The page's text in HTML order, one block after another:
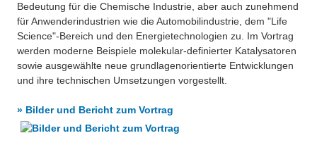
Bedeutung für die Chemische Industrie, aber auch zunehmend
für Anwenderindustrien wie die Automobilindustrie, dem "Life
Science"-Bereich und den Energietechnologien zu. Im Vortrag
werden moderne Beispiele molekular-definierter Katalysatoren
sowie ausgewählte neue grundlagenorientierte Entwicklungen
und ihre technischen Umsetzungen vorgestellt.
» Bilder und Bericht zum Vortrag